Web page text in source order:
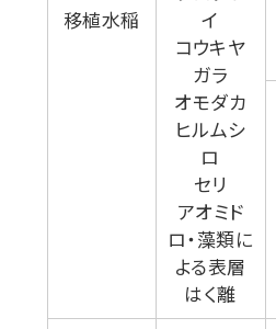
移植水稲
イ
コウキヤ
ガラ
オモダカ
ヒルムシ
ロ
セリ
アオミド
ロ・藻類に
よる表層
はく離